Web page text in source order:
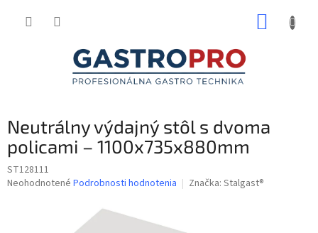
Neutrálny výdajný stôl s dvoma
policami – 1100x735x880mm
ST128111
Priemerné
Neohodnotené Podrobnosti hodnotenia Značka: Stalgast®